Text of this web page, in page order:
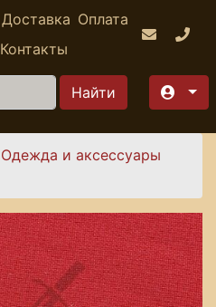
Доставка Оплата
Контакты
Одежда и аксессуары